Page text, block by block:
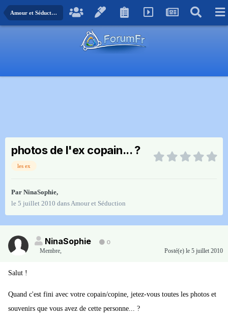
Amour et Séduction
photos de l'ex copain... ?
les ex
Par NinaSophie,
le 5 juillet 2010 dansAmour et Séduction
NinaSophie
0
Membre, Posté(e) le 5 juillet 2010
Salut !
Quand c'est fini avec votre copain/copine, jetez-vous toutes les photos et
souvenirs que vous avez de cette personne... ?